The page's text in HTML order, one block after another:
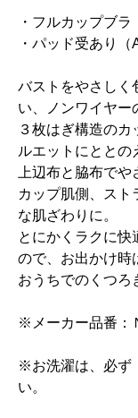
・フルカッ
・パッド受あり
バストをやさしく
い、ノンワイヤー
３枚はぎ構造の
ルエットにととの
上辺布と脇布でや
カップ肌側、スト
な肌ざわりに。
とにかくラクに快
ので、お出かけ時
おうちでのくつろ
※メーカー品番：
※お洗濯は、必ず
い。